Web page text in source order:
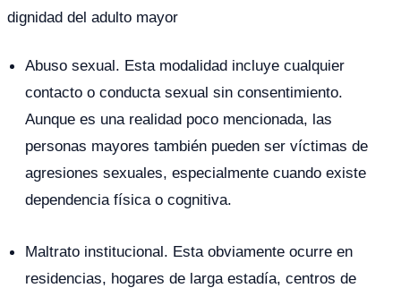
dignidad del adulto mayor
Abuso sexual. Esta modalidad incluye cualquier
contacto o conducta sexual sin consentimiento.
Aunque es una realidad poco mencionada, las
personas mayores también pueden ser víctimas de
agresiones sexuales, especialmente cuando existe
dependencia física o cognitiva.
Maltrato institucional. Esta obviamente ocurre en
residencias, hogares de larga estadía, centros de